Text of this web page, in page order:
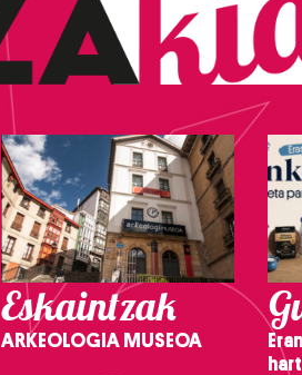
Eskaintzak
ARKEOLOGIA MUSEOA